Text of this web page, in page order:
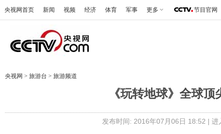
央视网首页 新闻 视频 经济 体育 军事 更多 节目官网
央视网 > 旅游台 > 旅游频道
《玩转地球》全球
发布时间: 2016年07月06日 18:52 | 进